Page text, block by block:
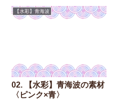
【水彩】青海波
02. 【水彩】青海波の素材
〈ピンク×青〉